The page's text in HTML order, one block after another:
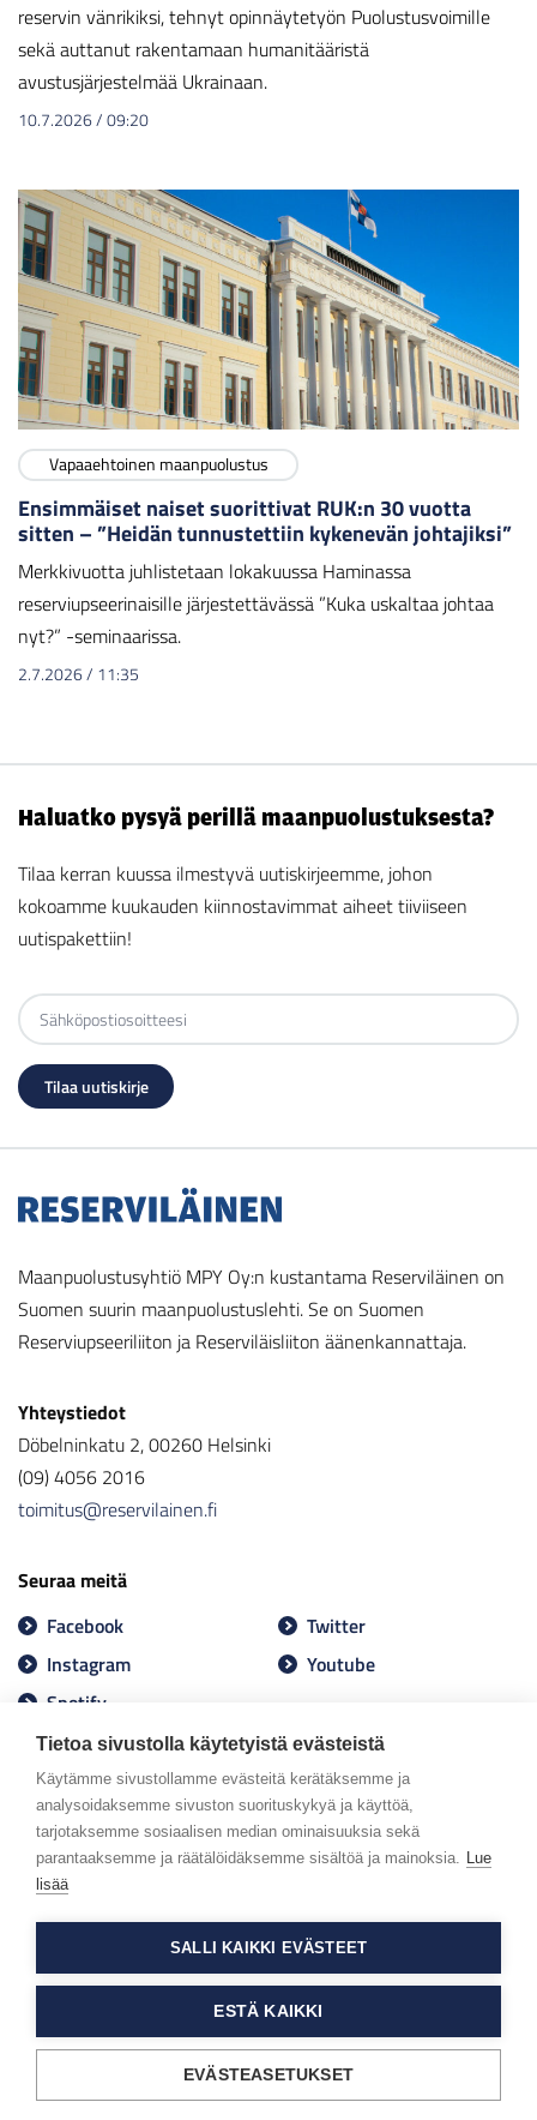
Tietoa sivustolla käytetyistä evästeistä
Käytämme sivustollamme evästeitä kerätäksemme ja
analysoidaksemme sivuston suorituskykyä ja käyttöä,
tarjotaksemme sosiaalisen median ominaisuuksia sekä
parantaaksemme ja räätälöidäksemme sisältöä ja mainoksia. Lue
lisää
SALLI KAIKKI EVÄSTEET
ESTÄ KAIKKI
EVÄSTEASETUKSET
reservin vänrikiksi, tehnyt opinnäytetyön Puolustusvoimille
sekä auttanut rakentamaan humanitääristä
avustusjärjestelmää Ukrainaan.
10.7.2026/09:20
Vapaaehtoinen maanpuolustus
Ensimmäiset naiset suorittivat RUK:n 30 vuotta
sitten – ”Heidän tunnustettiin kykenevän johtajiksi”
Merkkivuotta juhlistetaan lokakuussa Haminassa
reserviupseerinaisille järjestettävässä ”Kuka uskaltaa johtaa
nyt?” -seminaarissa.
2.7.2026/ 11:35
Haluatko pysyä perillä maanpuolustuksesta?
Tilaa kerran kuussa ilmestyvä uutiskirjeemme, johon
kokoamme kuukauden kiinnostavimmat aiheet tiiviiseen
uutispakettiin!
Maanpuolustusyhtiö MPY Oy:n kustantama Reserviläinen on
Suomen suurin maanpuolustuslehti. Se on Suomen
Reserviupseeriliiton ja Reserviläisliiton äänenkannattaja.
Yhteystiedot
Döbelninkatu 2, 00260 Helsinki
(09) 4056 2016
toimitus@reservilainen.fi
Seuraa meitä
Facebook
Twitter
Instagram
Youtube
Spotify